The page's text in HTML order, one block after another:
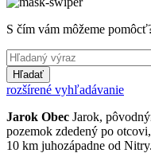
S čím vám môžeme
Hľadať
rozšírené vyhľadávanie
Jarok Obec Jarok,
pozemok zdedený po
10 km juhozápadne od Nitry.